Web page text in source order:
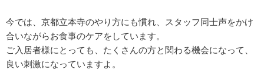
今では、京都立本寺のやり方にも慣れ、スタッフ同士声をかけ
合いながらお食事のケアをしています。
ご入居者様にとっても、たくさんの方と関わる機会になって、
良い刺激になっていますよ。